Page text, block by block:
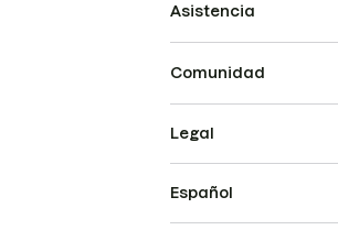
Asistencia
Comunidad
Legal
Español